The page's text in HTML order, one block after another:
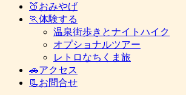
🍑おみやげ
🏃体験する
温泉街歩きとナイトハイク
オプショナルツアー
レトロなちくま旅
🚗アクセス
📃お問合せ